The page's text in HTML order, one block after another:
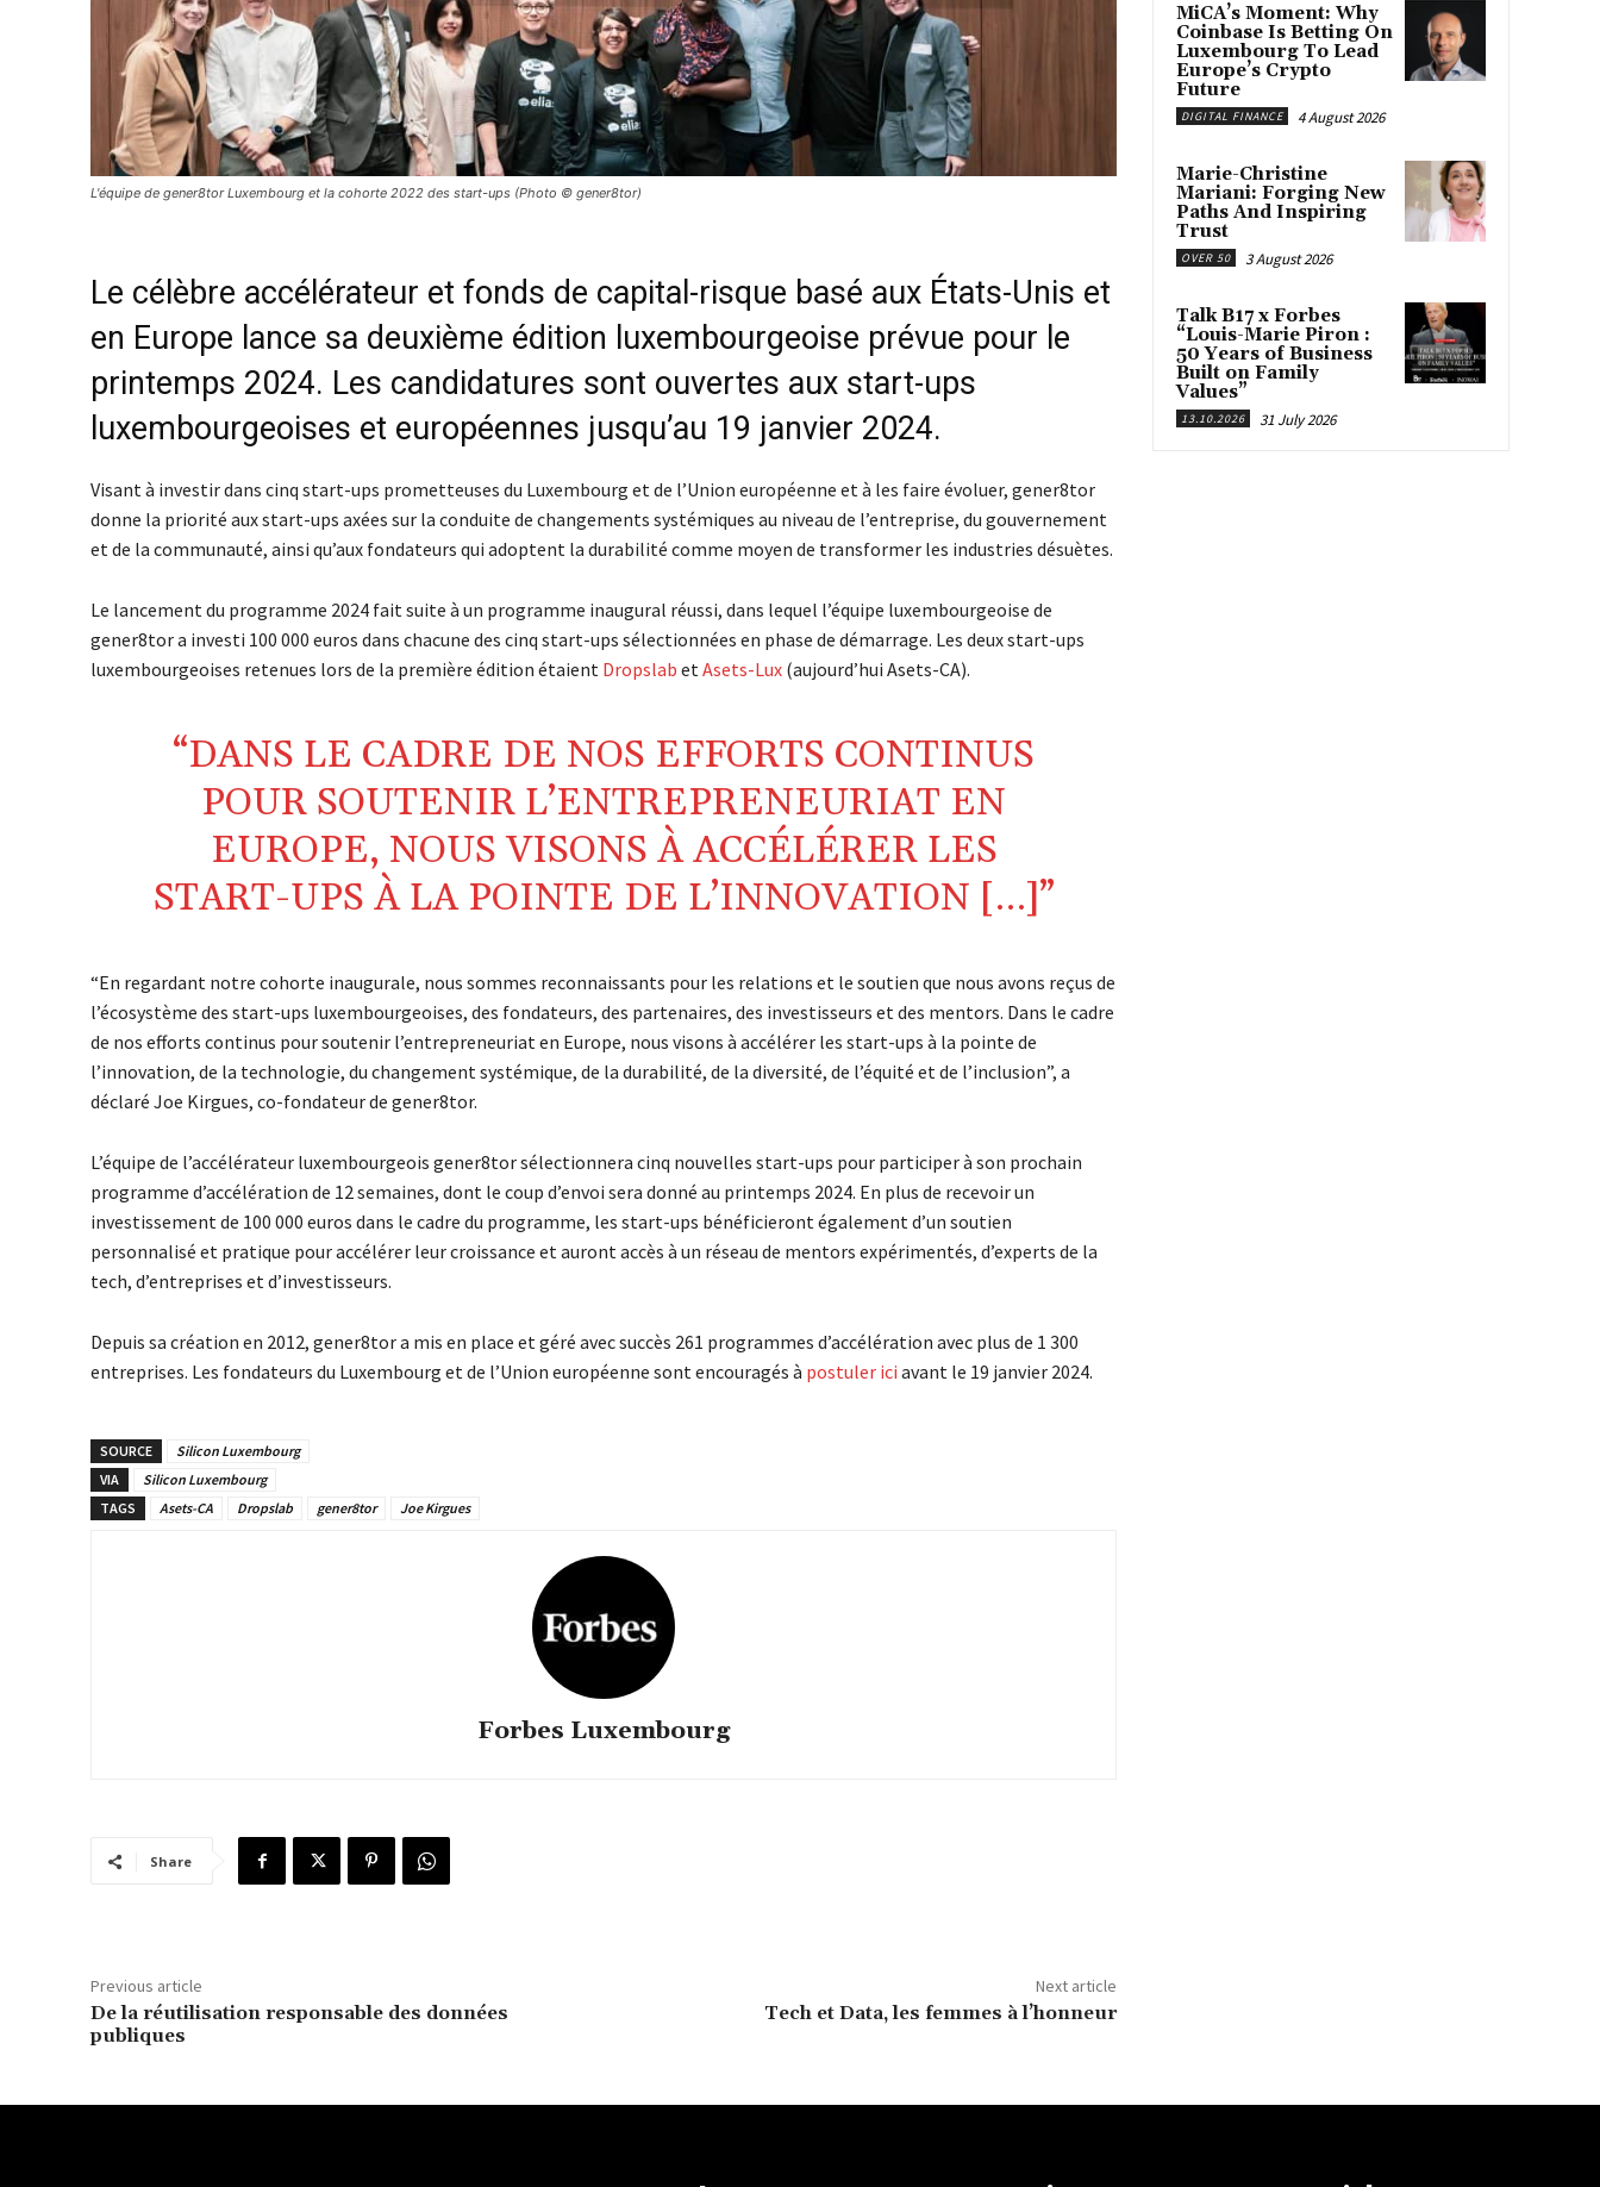
L'équipe de gener8tor Luxembourg et la cohorte 2022 des start-ups (Photo © gener8tor)
Le célèbre accélérateur et fonds de capital-risque basé aux États-Unis et
en Europe lance sa deuxième édition luxembourgeoise prévue pour le
printemps 2024. Les candidatures sont ouvertes aux start-ups
luxembourgeoises et européennes jusqu’au 19 janvier 2024.
Visant à investir dans cinq start-ups prometteuses du Luxembourg et de l’Union européenne et à les faire évoluer, gener8tor
donne la priorité aux start-ups axées sur la conduite de changements systémiques au niveau de l’entreprise, du gouvernement
et de la communauté, ainsi qu’aux fondateurs qui adoptent la durabilité comme moyen de transformer les industries désuètes.
Le lancement du programme 2024 fait suite à un programme inaugural réussi, dans lequel l’équipe luxembourgeoise de
gener8tor a investi 100 000 euros dans chacune des cinq start-ups sélectionnées en phase de démarrage. Les deux start-ups
luxembourgeoises retenues lors de la première édition étaient Dropslab etAsets-Lux (aujourd’hui Asets-CA).
“DANS LE CADRE DE NOS EFFORTS CONTINUS
POUR SOUTENIR L’ENTREPRENEURIAT EN
EUROPE, NOUS VISONS À ACCÉLÉRER LES
START-UPS À LA POINTE DE L’INNOVATION […]”
“En regardant notre cohorte inaugurale, nous sommes reconnaissants pour les relations et le soutien que nous avons reçus de
l’écosystème des start-ups luxembourgeoises, des fondateurs, des partenaires, des investisseurs et des mentors. Dans le cadre
de nos efforts continus pour soutenir l’entrepreneuriat en Europe, nous visons à accélérer les start-ups à la pointe de
l’innovation, de la technologie, du changement systémique, de la durabilité, de la diversité, de l’équité et de l’inclusion”, a
déclaré Joe Kirgues, co-fondateur de gener8tor.
L’équipe de l’accélérateur luxembourgeois gener8tor sélectionnera cinq nouvelles start-ups pour participer à son prochain
programme d’accélération de 12 semaines, dont le coup d’envoi sera donné au printemps 2024. En plus de recevoir un
investissement de 100 000 euros dans le cadre du programme, les start-ups bénéficieront également d’un soutien
personnalisé et pratique pour accélérer leur croissance et auront accès à un réseau de mentors expérimentés, d’experts de la
tech, d’entreprises et d’investisseurs.
Depuis sa création en 2012, gener8tor a mis en place et géré avec succès 261 programmes d’accélération avec plus de 1 300
entreprises. Les fondateurs du Luxembourg et de l’Union européenne sont encouragés à postuler ici avant le 19 janvier 2024.
SOURCE
Silicon Luxembourg
VIA
Silicon Luxembourg
TAGS
Asets-CA Dropslab gener8tor Joe Kirgues
Forbes Luxembourg
Share
Previous article
De la réutilisation responsable des données
publiques
Next article
Tech et Data, les femmes à l’honneur
MiCA’s Moment: Why
Coinbase Is Betting On
Luxembourg To Lead
Europe’s Crypto
Future
DIGITAL FINANCE 4 August 2026
Marie-Christine
Mariani: Forging New
Paths And Inspiring
Trust
OVER 50 3 August 2026
Talk B17 x Forbes
“Louis-Marie Piron :
50 Years of Business
Built on Family
Values”
13.10.2026 31 July 2026